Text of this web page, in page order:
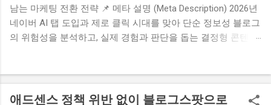
남는 마케팅 전환 전략 📌 메타 설명 (Meta Description) 2026년
네이버 AI 탭 도입과 제로 클릭 시대를 맞아 단순 정보성 블로그
의 위험성을 분석하고, 실제 경험과 판단을 돕는 결정형 콘텐츠
형 3. 끝까지 선택받는 블로그의 핵심 비밀 3가지 4. 단순한 수익
애드센스 정책 위반 없이 블로그스팟으로